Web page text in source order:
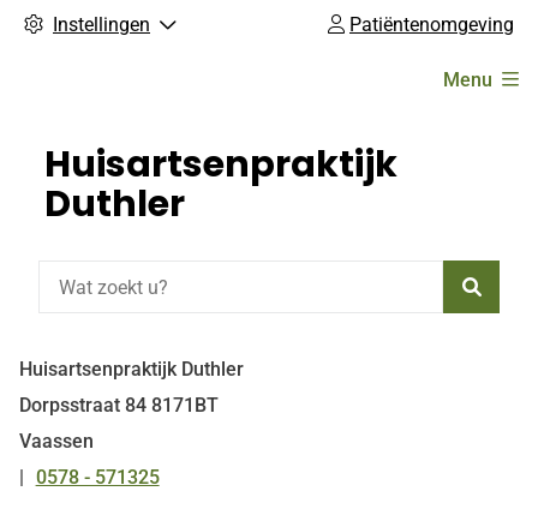
Instellingen Patiëntenomgeving
Menu
Huisartsenpraktijk
Duthler
Huisartsenpraktijk Duthler
Dorpsstraat 84 8171BT
Vaassen
Tel:
0578 - 571325